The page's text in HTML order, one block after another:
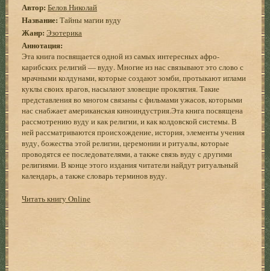
Автор: Белов Николай
Название: Тайны магии вуду
Жанр: Эзотерика
Аннотация:
Эта книга посвящается одной из самых интересных афро-
карибских религий — вуду. Многие из нас связывают это слово с
мрачными колдунами, которые создают зомби, протыкают иглами
куклы своих врагов, насылают зловещие проклятия. Такие
представления во многом связаны с фильмами ужасов, которыми
нас снабжает американская киноиндустрия.Эта книга посвящена
рассмотрению вуду и как религии, и как колдовской системы. В
ней рассматриваются происхождение, история, элементы учения
вуду, божества этой религии, церемонии и ритуалы, которые
проводятся ее последователями, а также связь вуду с другими
религиями. В конце этого издания читатели найдут ритуальный
календарь, а также словарь терминов вуду.
Читать книгу Online